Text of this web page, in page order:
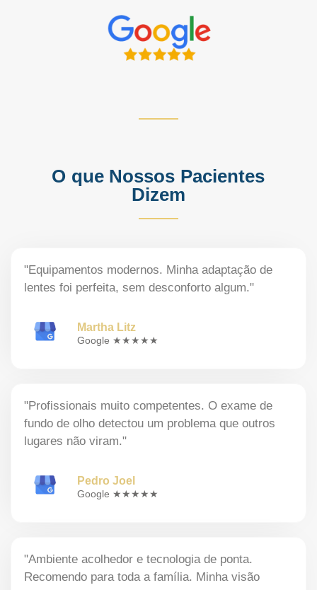
O que Nossos Pacientes
Dizem
"Equipamentos modernos. Minha adaptação de
lentes foi perfeita, sem desconforto algum."
Martha Litz
Google ★★★★★
"Profissionais muito competentes. O exame de
fundo de olho detectou um problema que outros
lugares não viram."
Pedro Joel
Google ★★★★★
"Ambiente acolhedor e tecnologia de ponta.
Recomendo para toda a família. Minha visão